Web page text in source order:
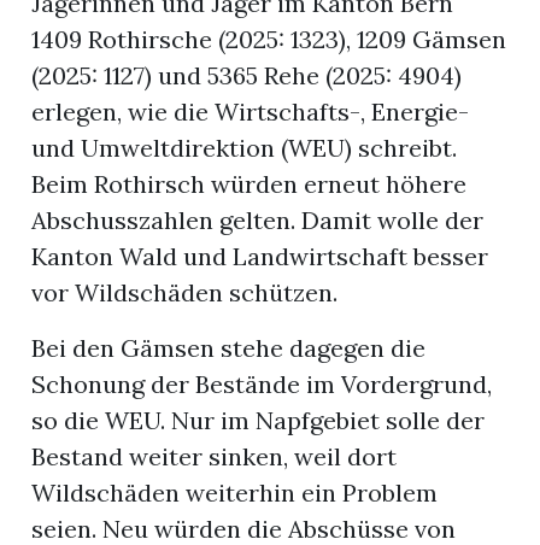
1409 Rothirsche (2025: 1323), 1209 Gämsen
(2025: 1127) und 5365 Rehe (2025: 4904)
erlegen, wie die Wirtschafts-, Energie-
und Umweltdirektion (WEU) schreibt.
Beim Rothirsch würden erneut höhere
Abschusszahlen gelten. Damit wolle der
Kanton Wald und Landwirtschaft besser
vor Wildschäden schützen.
Bei den Gämsen stehe dagegen die
Schonung der Bestände im Vordergrund,
so die WEU. Nur im Napfgebiet solle der
Bestand weiter sinken, weil dort
Wildschäden weiterhin ein Problem
seien. Neu würden die Abschüsse von